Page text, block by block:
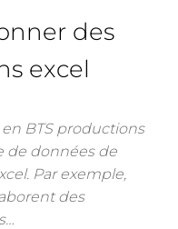
des
excel
BTS productions
de données de
Par exemple,
des